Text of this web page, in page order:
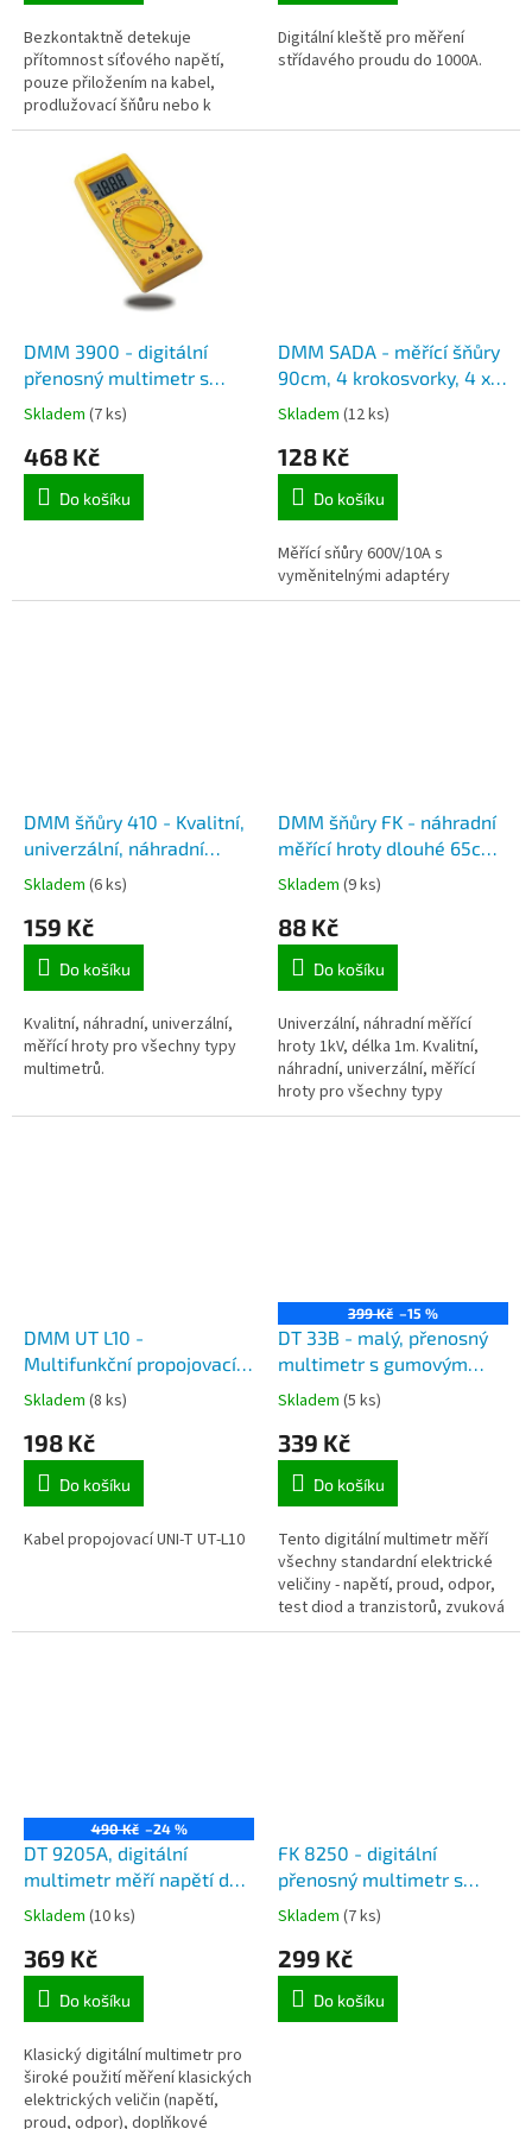
Bezkontaktně detekuje
přítomnost síťového napětí,
pouze přiložením na kabel,
prodlužovací šňůru nebo k
zásuvce 230V.
Digitální kleště pro měření
střídavého proudu do 1000A.
DMM 3900 - digitální
přenosný multimetr s
měřením do 20A.
Skladem (7 ks)
468 Kč
Do košíku
DMM SADA - měřící šňůry
90cm, 4 krokosvorky, 4 x 4
mm hrot, 2 x 2 mm hrot, 2
Skladem (12 ks)
128 Kč
Do košíku
Měřící sňůry 600V/10A s
vyměnitelnými adaptéry
DMM šňůry 410 - Kvalitní,
univerzální, náhradní
měřící hroty 1kV, délka 1m
Skladem (6 ks)
159 Kč
Do košíku
Kvalitní, náhradní, univerzální,
měřící hroty pro všechny typy
multimetrů.
DMM šňůry FK - náhradní
měřící hroty dlouhé 65cm,
průřez 0,35mm
Skladem (9 ks)
88 Kč
Do košíku
Univerzální, náhradní měřící
hroty 1kV, délka 1m. Kvalitní,
náhradní, univerzální, měřící
hroty pro všechny typy
multimetrů.
DMM UT L10 -
Multifunkční propojovací
šnůry UNI-T
Skladem (8 ks)
198 Kč
Do košíku
Kabel propojovací UNI-T UT-L10
399 Kč –15 %
DT 33B - malý, přenosný
multimetr s gumovým
krytem za akční cenu
Skladem (5 ks)
339 Kč
Do košíku
Tento digitální multimetr měří
všechny standardní elektrické
veličiny - napětí, proud, odpor,
test diod a tranzistorů, zvuková
signalizace zkratu.
490 Kč –24 %
DT 9205A, digitální
multimetr měří napětí do
1000V, proud 20A, odpor
do 200Mohm
Skladem (10 ks)
369 Kč
Do košíku
Klasický digitální multimetr pro
široké použití měření klasických
elektrických veličin (napětí,
proud, odpor), doplňkové
FK 8250 - digitální
přenosný multimetr s
měřením do 10A.
Skladem (7 ks)
299 Kč
Do košíku